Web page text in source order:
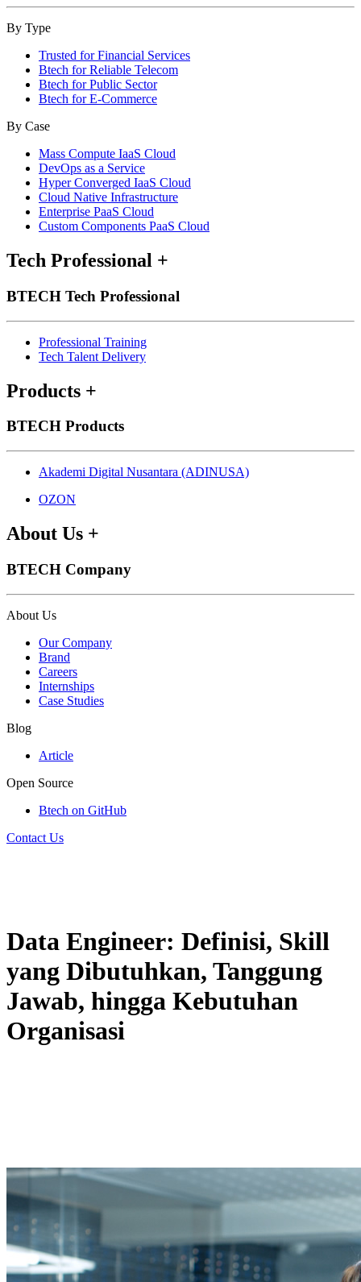
By Type
Trusted for Financial Services
Btech for Reliable Telecom
Btech for Public Sector
Btech for E-Commerce
By Case
Mass Compute IaaS Cloud
DevOps as a Service
Hyper Converged IaaS Cloud
Cloud Native Infrastructure
Enterprise PaaS Cloud
Custom Components PaaS Cloud
Tech Professional +
BTECH Tech Professional
Professional Training
Tech Talent Delivery
Products +
BTECH Products
Akademi Digital Nusantara (ADINUSA)
OZON
About Us +
BTECH Company
About Us
Our Company
Brand
Careers
Internships
Case Studies
Blog
Article
Open Source
Btech on GitHub
Contact Us
Data Engineer: Definisi, Skill
yang Dibutuhkan, Tanggung
Jawab, hingga Kebutuhan
Organisasi